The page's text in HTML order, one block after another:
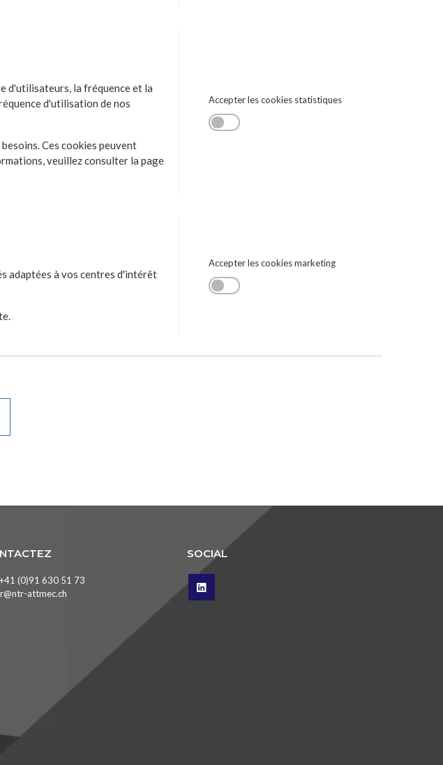
d'utilisateurs, la fréquence et la
d'utilisation de nos
Ces cookies peuvent
veuillez consulter la page
Accepter les cookies statistiques
adaptées à vos centres d'intérêt
Accepter les cookies marketing
+41 (0)91 630 51 73
attmec.ch
SOCIAL